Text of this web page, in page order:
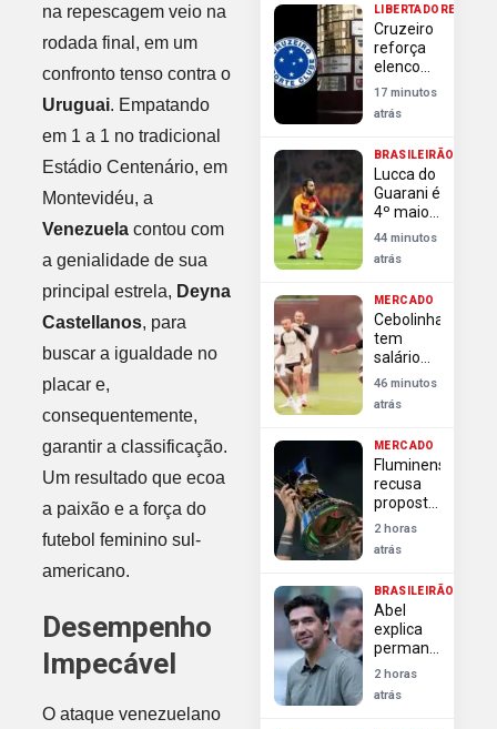
na repescagem veio na
rodada final, em um
confronto tenso contra o
Uruguai. Empatando
em 1 a 1 no tradicional
Estádio Centenário, em
Montevidéu, a
Venezuelacontou com
a genialidade de sua
principal estrela, Deyna
Castellanos, para
buscar a igualdade no
placar e,
consequentemente,
garantir a classificação.
Um resultado que ecoa
a paixão e a força do
futebol feminino sul-
americano.
Desempenho
Impecável
O ataque venezuelano
LIBERTADORES
Cruzeiro
reforça
elenco
com trio
antes da
Libertadores
aumenta
pressão
sobre
Flamengo
17 minutos
atrás
BRASILEIRÃO
Lucca do
Guarani é
4º maior
artilheiro
do
futebol
no século
44 minutos
atrás
MERCADO
Cebolinha
tem
salário
alto e
dificulta
saída do
46 minutos
atrás
MERCADO
Fluminense
recusa
proposta
bilionária
de SAF e
aguarda
oferta da
Lazuli
Partners
2 horas
atrás
BRASILEIRÃO
Abel
explica
permanência
Palmeiras:
títulos,
base e
2 horas
atrás